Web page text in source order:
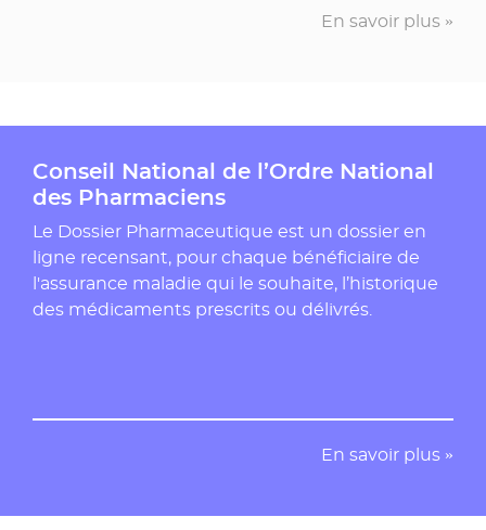
En savoir plus »
Conseil National de l’Ordre National
des Pharmaciens
Le Dossier Pharmaceutique est un dossier en
ligne recensant, pour chaque bénéficiaire de
l'assurance maladie qui le souhaite, l’historique
des médicaments prescrits ou délivrés.
En savoir plus »